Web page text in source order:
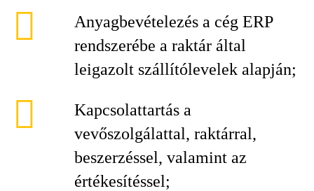
Anyagbevételezés a cég ERP
rendszerébe a raktár által
leigazolt szállítólevelek alapján;
Kapcsolattartás a
vevőszolgálattal, raktárral,
beszerzéssel, valamint az
értékesítéssel;